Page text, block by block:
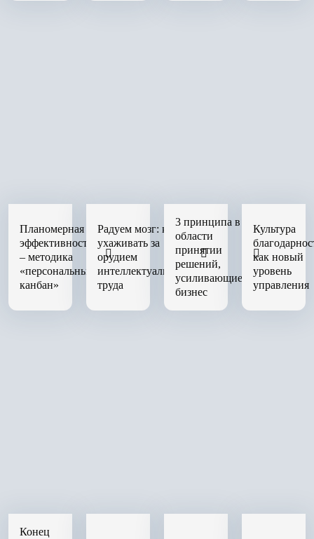
Планомерная
эффективность
– методика
«персональный
канбан»
Радуем мозг: как
ухаживать за
орудием
интеллектуального
труда
3 принципа в
области
принятии
решений,
усиливающие
бизнес
Культура
как новый
уровень
управления
Конец